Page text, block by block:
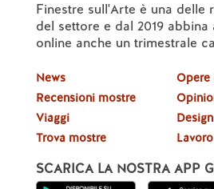
Finestre sull'Arte è una delle
del settore e dal 2019 abbina
online anche un trimestrale
News
Recensioni mostre
Viaggi
Trova mostre
Design
Lavoro
SCARICA LA NOSTRA APP